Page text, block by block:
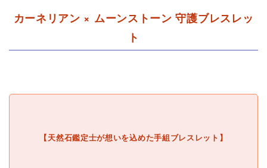
カーネリアン × ムーンストーン 守護ブレスレッ
ト
【天然石鑑定士が想いを込めた手組ブレスレット】